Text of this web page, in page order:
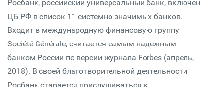
Росбанк, российский универсальный банк, включен
ЦБ РФ в список 11 системно значимых банков.
Входит в международную финансовую группу
Société Générale, считается самым надежным
банком России по версии журнала Forbes (апрель,
2018). В своей благотворительной деятельности
Росбанк старается прислушиваться к